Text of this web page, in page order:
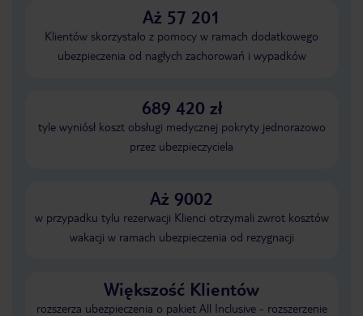
Aż 57 201
Klientów skorzystało z pomocy w ramach dodatkowego
ubezpieczenia od nagłych zachorowań i wypadków
689 420 zł
tyle wyniósł koszt obsługi medycznej pokryty jednorazowo
przez ubezpieczyciela
Aż 9002
w przypadku tylu rezerwacji Klienci otrzymali zwrot kosztów
wakacji w ramach ubezpieczenia od rezygnacji
Większość Klientów
rozszerza ubezpieczenia o pakiet All Inclusive - rozszerzenie